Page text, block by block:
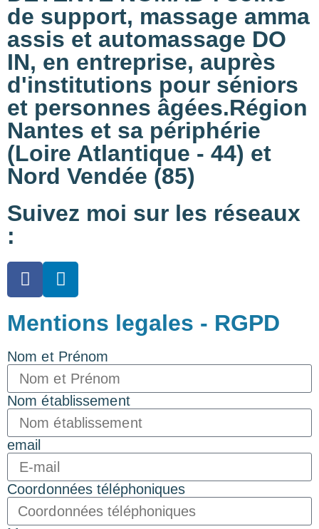
de support, massage amma
assis et automassage DO
IN, en entreprise, auprès
d'institutions pour séniors
et personnes âgées.Région
Nantes et sa périphérie
(Loire Atlantique - 44) et
Nord Vendée (85)
Suivez moi sur les réseaux
:
Mentions legales - RGPD
Nom et Prénom
Nom établissement
email
Coordonnées téléphoniques